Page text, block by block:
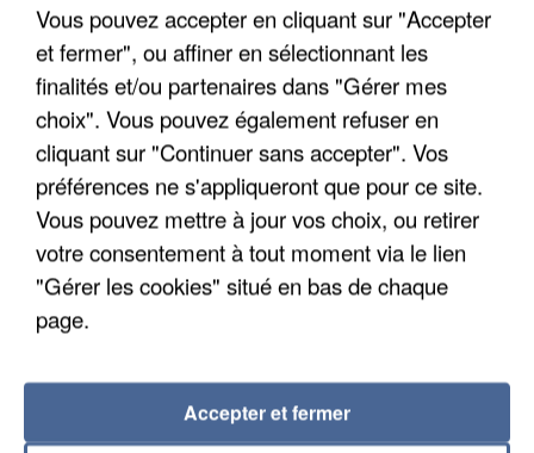
6 août 2026
ingérences...
Sollicité, Sébastien Lecornu annonce un "travail
Vous pouvez accepter en cliquant sur "Accepter
et fermer", ou affiner en sélectionnant les
finalités et/ou partenaires dans "Gérer mes
choix". Vous pouvez également refuser en
cliquant sur "Continuer sans accepter". Vos
préférences ne s'appliqueront que pour ce site.
Vous pouvez mettre à jour vos choix, ou retirer
votre consentement à tout moment via le lien
"Gérer les cookies" situé en bas de chaque
page.
Accepter et fermer